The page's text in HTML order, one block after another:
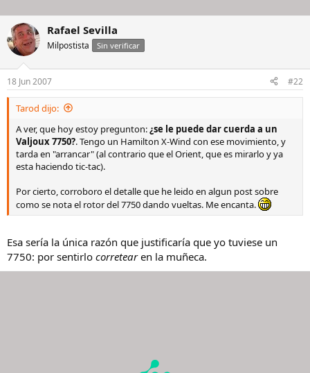
Rafael Sevilla
Milpostista Sin verificar
18 Jun 2007 #22
Tarod dijo:
A ver, que hoy estoy pregunton: ¿se le puede dar cuerda a un
Valjoux 7750?. Tengo un Hamilton X-Wind con ese movimiento, y
tarda en "arrancar" (al contrario que el Orient, que es mirarlo y ya
esta haciendo tic-tac).
Por cierto, corroboro el detalle que he leido en algun post sobre
como se nota el rotor del 7750 dando vueltas. Me encanta.
Esa sería la única razón que justificaría que yo tuviese un
7750: por sentirlo corretearen la muñeca.